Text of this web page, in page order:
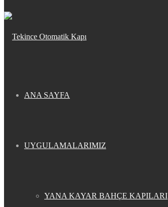
ANA SAYFA
UYGULAMALARIMIZ
YANA KAYAR BAHÇE KAPILARI